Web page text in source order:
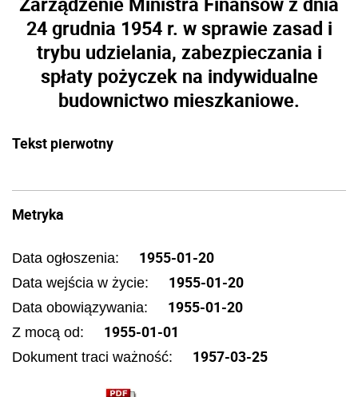
24 grudnia 1954 r. w sprawie zasad i
trybu udzielania, zabezpieczania i
spłaty pożyczek na indywidualne
budownictwo mieszkaniowe.
Tekst pierwotny
Metryka
Data ogłoszenia: 1955-01-20
Data wejścia w życie: 1955-01-20
Data obowiązywania: 1955-01-20
Z mocą od: 1955-01-01
Dokument traci ważność: 1957-03-25